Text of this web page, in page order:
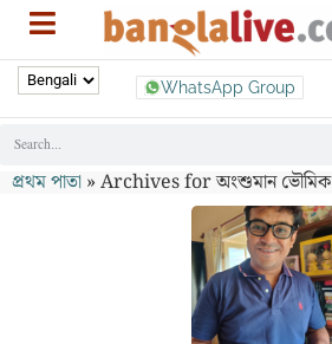
WhatsApp Group
প্রথম পাতা »Archives for অংশুমান ভৌমিক